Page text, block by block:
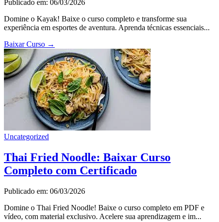
Publicado em: 06/03/2026
Domine o Kayak! Baixe o curso completo e transforme sua
experiência em esportes de aventura. Aprenda técnicas essenciais...
Baixar Curso →
Uncategorized
Thai Fried Noodle: Baixar Curso
Completo com Certificado
Publicado em: 06/03/2026
Domine o Thai Fried Noodle! Baixe o curso completo em PDF e
vídeo, com material exclusivo. Acelere sua aprendizagem e im...